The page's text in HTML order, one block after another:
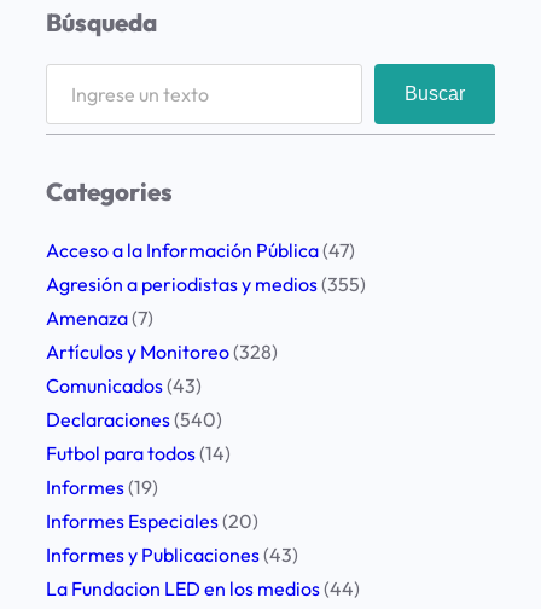
p
c
e
n
e
l
C
o
n
g
r
e
s
d
a
c
i
n
L
D
c
Búsqueda
r
h
Buscar
Categories
Acceso a la Información Pública(47)
Agresión a periodistas y medios(355)
Amenaza(7)
Artículos y Monitoreo(328)
Comunicados(43)
Declaraciones(540)
Futbol para todos(14)
Informes(19)
Informes Especiales(20)
Informes y Publicaciones(43)
La Fundacion LED en los medios(44)